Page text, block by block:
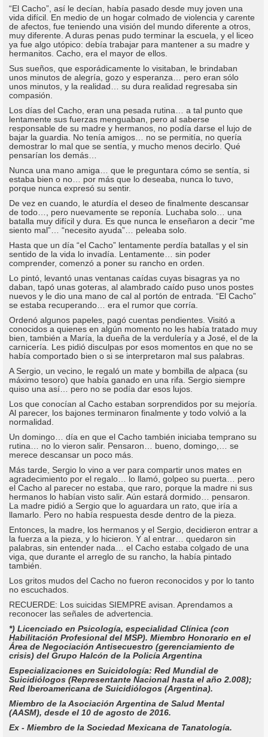
“El Cacho”, así le decían, había pasado desde muy joven una
vida difícil. En medio de un hogar colmado de violencia y carente
de afectos, fue teniendo una visión del mundo diferente a otros,
muy diferente. A duras penas pudo terminar la escuela, y el liceo
ya fue algo utópico: debía trabajar para mantener a su madre y
hermanitos. Cacho, era el mayor de ellos.
Sus sueños, que esporádicamente lo visitaban, le brindaban
unos minutos de alegría, gozo y esperanza… pero eran sólo
unos minutos, y la realidad… su dura realidad regresaba sin
compasión.
Los días del Cacho, eran una pesada rutina… a tal punto que
lentamente sus fuerzas menguaban, pero al saberse
responsable de su madre y hermanos, no podía darse el lujo de
bajar la guardia. No tenía amigos… no se permitía, no quería
demostrar lo mal que se sentía, y mucho menos decirlo. Qué
pensarían los demás…
Nunca una mano amiga… que le preguntara cómo se sentía, si
estaba bien o no… por más que lo deseaba, nunca lo tuvo,
porque nunca expresó su sentir.
De vez en cuando, le aturdía el deseo de finalmente descansar
de todo…, pero nuevamente se reponía. Luchaba solo… una
batalla muy difícil y dura. Es que nunca le enseñaron a decir “me
siento mal”… “necesito ayuda”… peleaba solo.
Hasta que un día “el Cacho” lentamente perdía batallas y el sin
sentido de la vida lo invadía. Lentamente… sin poder
comprender, comenzó a poner su rancho en orden.
Lo pintó, levantó unas ventanas caídas cuyas bisagras ya no
daban, tapó unas goteras, al alambrado caído puso unos postes
nuevos y le dio una mano de cal al portón de entrada. “El Cacho”
se estaba recuperando… era el rumor que corría.
Ordenó algunos papeles, pagó cuentas pendientes. Visitó a
conocidos a quienes en algún momento no les había tratado muy
bien, también a María, la dueña de la verdulería y a José, el de la
carnicería. Les pidió disculpas por esos momentos en que no se
había comportado bien o si se interpretaron mal sus palabras.
A Sergio, un vecino, le regaló un mate y bombilla de alpaca (su
máximo tesoro) que había ganado en una rifa. Sergio siempre
quiso una así… pero no se podía dar esos lujos.
Los que conocían al Cacho estaban sorprendidos por su mejoría.
Al parecer, los bajones terminaron finalmente y todo volvió a la
normalidad.
Un domingo… día en que el Cacho también iniciaba temprano su
rutina… no lo vieron salir. Pensaron… bueno, domingo,… se
merece descansar un poco más.
Más tarde, Sergio lo vino a ver para compartir unos mates en
agradecimiento por el regalo… lo llamó, golpeo su puerta… pero
el Cacho al parecer no estaba, que raro, porque la madre ni sus
hermanos lo habían visto salir. Aún estará dormido… pensaron.
La madre pidió a Sergio que lo aguardara un rato, que iría a
llamarlo. Pero no había respuesta desde dentro de la pieza.
Entonces, la madre, los hermanos y el Sergio, decidieron entrar a
la fuerza a la pieza, y lo hicieron. Y al entrar… quedaron sin
palabras, sin entender nada… el Cacho estaba colgado de una
viga, que durante el arreglo de su rancho, la había pintado
también.
Los gritos mudos del Cacho no fueron reconocidos y por lo tanto
no escuchados.
RECUERDE: Los suicidas SIEMPRE avisan. Aprendamos a
reconocer las señales de advertencia.
*) Licenciado en Psicología, especialidad Clínica (con
Habilitación Profesional del MSP). Miembro Honorario en el
Área de Negociación Antisecuestro (gerenciamiento de
crisis) del Grupo Halcón de la Policía Argentina
Especializaciones en Suicidología: Red Mundial de
Suicidiólogos (Representante Nacional hasta el año 2.008);
Red Iberoamericana de Suicidiólogos (Argentina).
Miembro de la Asociación Argentina de Salud Mental
(AASM), desde el 10 de agosto de 2016.
Ex - Miembro de la Sociedad Mexicana de Tanatología.